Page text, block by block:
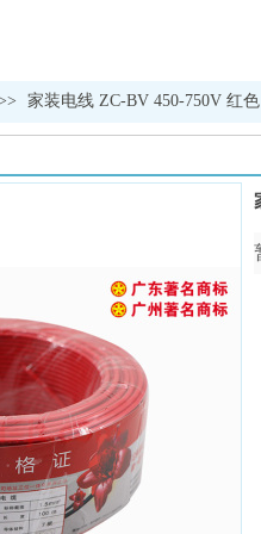
家装电线 ZC-BV 450-750V 红色